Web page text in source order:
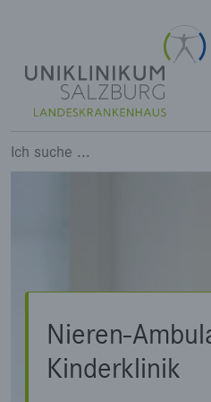
Ich suche ...
Nieren-
Kinderklinik